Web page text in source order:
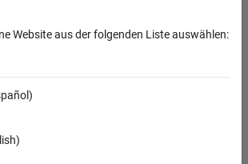
Anwendungen:
bis zur Bewegung
des Verhaltens auf
testen
Website aus der folgenden Liste auswählen: